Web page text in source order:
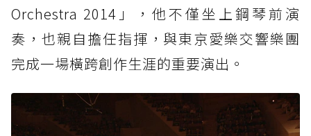
Orchestra 2014」，他不僅坐上鋼琴前演
奏，也親自擔任指揮，與東京愛樂交響樂團
完成一場橫跨創作生涯的重要演出。